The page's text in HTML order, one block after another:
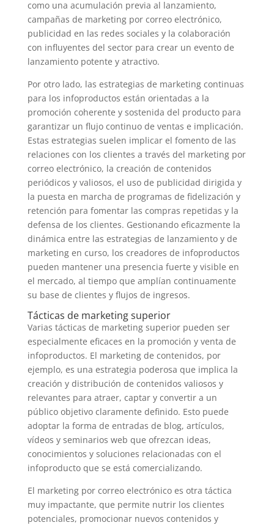
como una acumulación previa al lanzamiento,
campañas de marketing por correo electrónico,
publicidad en las redes sociales y la colaboración
con influyentes del sector para crear un evento de
lanzamiento potente y atractivo.
Por otro lado, las estrategias de marketing continuas
para los infoproductos están orientadas a la
promoción coherente y sostenida del producto para
garantizar un flujo continuo de ventas e implicación.
Estas estrategias suelen implicar el fomento de las
relaciones con los clientes a través del marketing por
correo electrónico, la creación de contenidos
periódicos y valiosos, el uso de publicidad dirigida y
la puesta en marcha de programas de fidelización y
retención para fomentar las compras repetidas y la
defensa de los clientes. Gestionando eficazmente la
dinámica entre las estrategias de lanzamiento y de
marketing en curso, los creadores de infoproductos
pueden mantener una presencia fuerte y visible en
el mercado, al tiempo que amplían continuamente
su base de clientes y flujos de ingresos.
Tácticas de marketing superior
Varias tácticas de marketing superior pueden ser
especialmente eficaces en la promoción y venta de
infoproductos. El marketing de contenidos, por
ejemplo, es una estrategia poderosa que implica la
creación y distribución de contenidos valiosos y
relevantes para atraer, captar y convertir a un
público objetivo claramente definido. Esto puede
adoptar la forma de entradas de blog, artículos,
vídeos y seminarios web que ofrezcan ideas,
conocimientos y soluciones relacionadas con el
infoproducto que se está comercializando.
El marketing por correo electrónico es otra táctica
muy impactante, que permite nutrir los clientes
potenciales, promocionar nuevos contenidos y